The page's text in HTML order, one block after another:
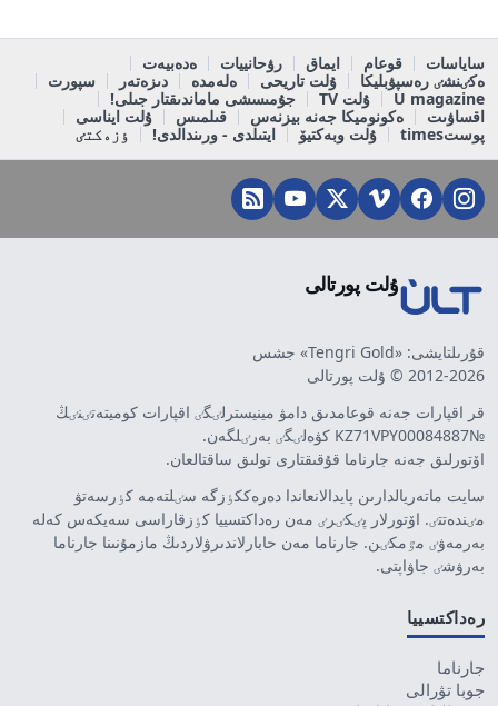
ساياسات قوعام ايماق رۋحانييات
ەدەبيەت
ەكٸنشٸ رەسپۋبليكا
ۇلت تاريحى ەلەمدە دىزەتەر
سپورت
U magazine
ۇلت TV
جۇمىسشى ماماندىقتار جىلى!
اقساۋىت
ەكونوميكا جەنە بيزنەس قىلمىس
ۇلت ايناسى
پوستtimes
ۇلت وبەكتيۆ ايتىلدى - ورىندالدى! ٶزەكتٸ
ۇلت پورتالى
قۇرىلتايشى: «Tengri Gold» جشس
2012-2026 © ۇلت پورتالى
قر اقپارات جەنە قوعامدىق دامۋ مينيسترلٸگٸ اقپارات كوميتەتٸنٸڭ
№KZ71VPY00084887 كۋەلٸگٸ بەرٸلگەن.
اۆتورلىق جەنە جارناما قۇقىقتارى تولىق ساقتالعان.
سايت ماتەريالدارىن پايدالانعاندا دەرەككٶزگە سٸلتەمە كٶرسەتۋ
مٸندەتتٸ. اۆتورلار پٸكٸرٸ مەن رەداكتسييا كٶزقاراسى سەيكەس كەلە
بەرمەۋٸ مٷمكٸن. جارناما مەن حابارلاندىرۋلاردىڭ مازمۇنىنا جارناما
بەرۋشٸ جاۋاپتى.
رەداكتسييا
جارناما
جوبا تۋرالى